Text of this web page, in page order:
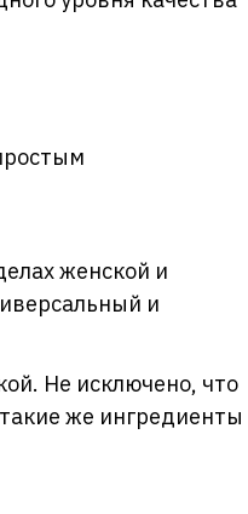
женской и
и
Не исключено, что
же ингредиенты